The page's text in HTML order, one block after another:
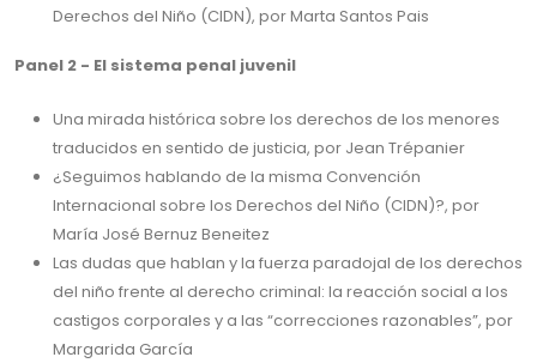
Derechos del Niño (CIDN), por Marta Santos Pais
Panel 2 - El sistema penal juvenil
Una mirada histórica sobre los derechos de los menores
traducidos en sentido de justicia, por Jean Trépanier
¿Seguimos hablando de la misma Convención
Internacional sobre los Derechos del Niño (CIDN)?, por
María José Bernuz Beneitez
Las dudas que hablan y la fuerza paradojal de los derechos
del niño frente al derecho criminal: la reacción social a los
castigos corporales y a las “correcciones razonables”, por
Margarida García